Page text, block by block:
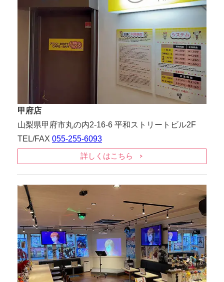
甲府店
山梨県甲府市丸の内2-16-6 平和ストリートビル2F
TEL/FAX 055-255-6093
詳しくはこちら